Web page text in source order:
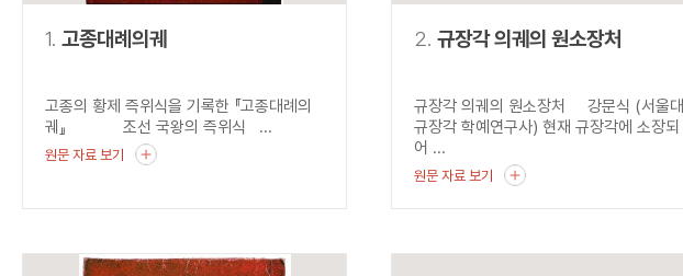
1. 고종대례의궤
고종의 황제 즉위식을 기록한 『고종대례의
궤』 조선 국왕의 즉위식 ...
원문 자료 보기
2. 규장각 의궤의 원소장처
규장각 의궤의 원소장처 강문식 (서울대
규장각 학예연구사) 현재 규장각에 소장되
어 ...
원문 자료 보기